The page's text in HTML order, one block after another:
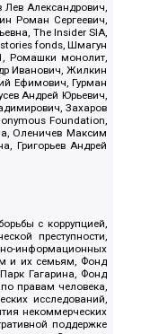
Лев Александрович,
Роман Сергеевич,
The Insider SIA,
fonds, Шмагун
Ромашки монолит,
Иванович, Жилкин
Ефимович, Гурман
Андрей Юрьевич,
Захаров
Foundation,
Оленичев Максим
Григорьев Андрей
с коррупцией,
преступности,
информационных
и их семьям, Фонд
Гагарина, Фонд
правам человека,
исследований,
некоммерческих
поддержке